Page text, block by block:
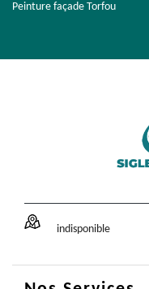
Peinture façade Torfou
indisponible